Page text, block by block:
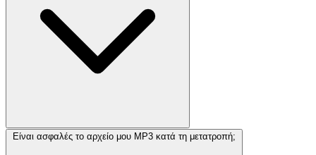
Είναι ασφαλές το αρχείο μου MP3 κατά τη μετατροπή;